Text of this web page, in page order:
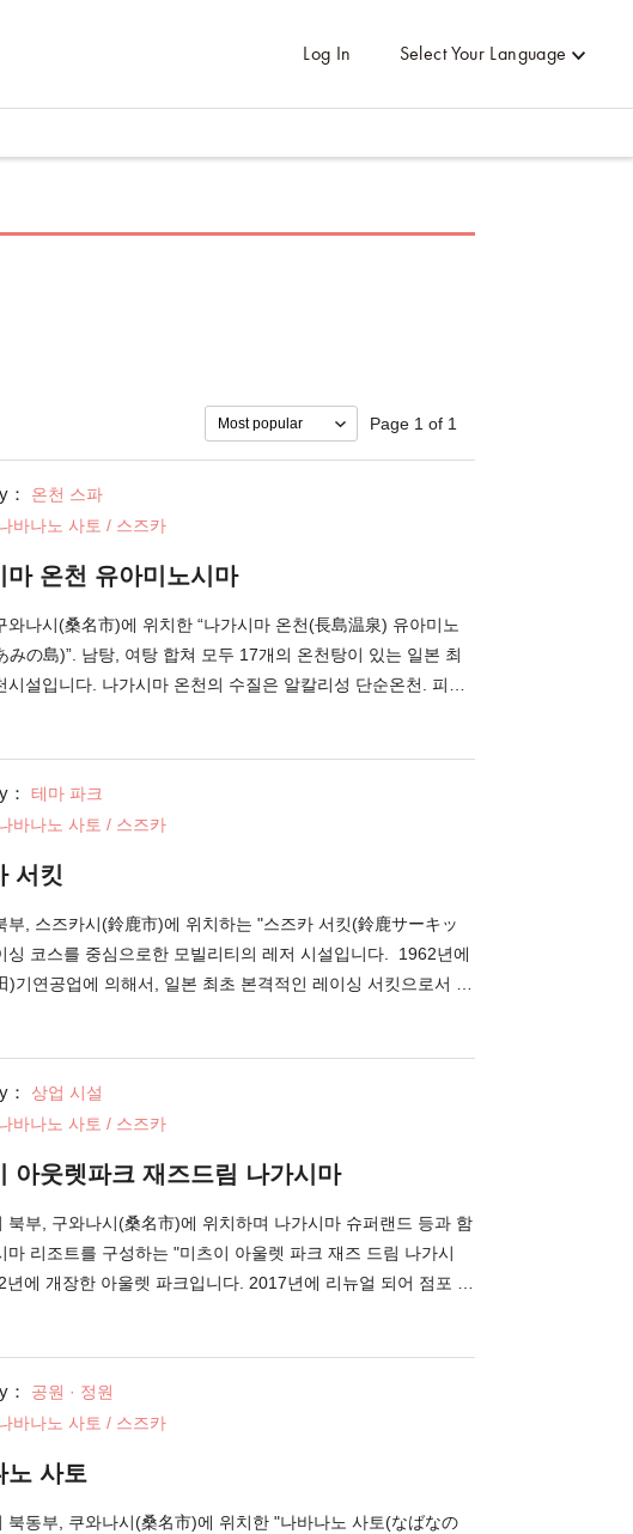
Log In Select Your Language
Page 1 of 1
온천 스파
바나노 사토 / 스즈카
마 온천 유아미노시마
와나시(桑名市)에 위치한 “나가시마 온천(長島温泉) 유아미노
みの島)”. 남탕, 여탕 합쳐 모두 17개의 온천탕이 있는 일본 최
시설입니다. 나가시마 온천의 수질은 알칼리성 단순온천. 피부
한 일본 제일의 대협곡 "쿠로베 협곡(黒部峡谷)"의 경관을 이미
만들어진, 자연 풍부한 노천탕을 즐길 수 있습니다. 온천 후 편
있는 시설도 충실. 일본 내 최대급의 스케일을 자랑하는 “유아미
떠신가요. (사진 제공 : 나가시마 관광 개발 주식회사)
테마 파크
바나노 사토 / 스즈카
서킷
부, 스즈카시(鈴鹿市)에 위치하는 "스즈카 서킷(鈴鹿サーキッ
싱 코스를 중심으로한 모빌리티의 레저 시설입니다. 1962년에
)기연공업에 의해서, 일본 최초 본격적인 레이싱 서킷으로서 건
"가 있습니다. 7개의 구역으로 구성되어, 아이가 스스로 조종을
는 놀이기구가 풍부하게 갖추어져 있습니다. 속도를 겨루는 배
나 실제의 스즈카 서킷 국제 레이싱 코스를 달리는 EV어트랙션
인 등의 시설도 병설되어 있습니다.
상업 시설
바나노 사토 / 스즈카
아웃렛파크 재즈드림 나가시마
북부, 구와나시(桑名市)에 위치하며 나가시마 슈퍼랜드 등과 함
마 리조트를 구성하는 "미츠이 아울렛 파크 재즈 드림 나가시
년에 개장한 아울렛 파크입니다. 2017년에 리뉴얼 되어 점포 수
서, 현지 특산의 소고기, 마츠자카규(松坂牛)에서 해외의 스
한 디저트)까지 폭넓은 종류의 미식을 즐길 수 있습니다. 건물
는 미국의 재즈 발상지 "뉴올리언스"의 거리 풍경. 스테이지도
니다. 무료 키즈룸도 갖춰져 있어서 어른들도, 어린이들도 즐길
공원 · 정원
바나노 사토 / 스즈카
노 사토
북동부, 쿠와나시(桑名市)에 위치한 "나바나노 사토(なばなの